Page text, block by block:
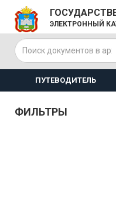
ЭЛЕКТРОННЫЙ
ПУТЕВОДИТЕЛЬ
ФИЛЬТРЫ